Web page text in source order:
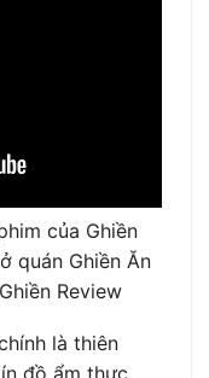
của Ghiền
quán Ghiền Ăn
Review
là thiên
đồ ẩm thực